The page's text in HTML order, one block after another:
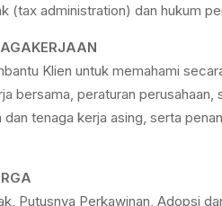
(tax administration) dan hukum
Klien untuk memahami
bersama, peraturan
tenaga kerja asing, serta
Putusnya Perkawinan, Adopsi